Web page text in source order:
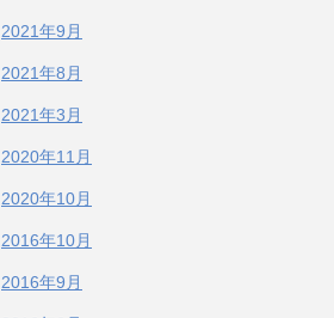
2021年9月
2021年8月
2021年3月
2020年11月
2020年10月
2016年10月
2016年9月